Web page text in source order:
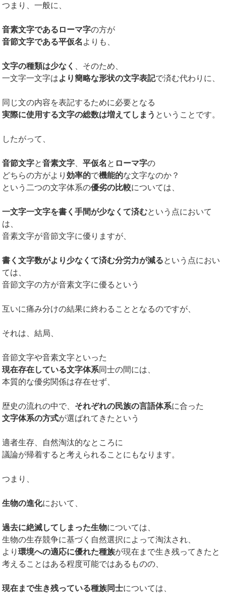
つまり、一般に、
音素文字であるローマ字の方が
音節文字である平仮名 よりも、
文字の種類は少なく
、そのため、
一文字一文字はより簡略な形状の文字表記で済む代わりに、
同じ文の内容を表記するために必要となる
実際に使用する文字の総数は増えてしまう ということです。
したがって、
音節文字と音素文字 、平仮名 と ローマ字の
どちらの方がより効率的で機能的な文字なのか？
という二つの文字体系の優劣の比較については、
一文字一文字を書く手間が少なくて済むという点において
は、
音素文字が音節文字に優りますが、
書く文字数がより少なくて済む分労力が減るという点におい
ては、
音節文字の方が音素文字に優るという
互いに痛み分けの結果に終わることとなるのですが、
それは、結局、
音節文字や音素文字といった
現在存在している文字体系同士の間には、
本質的な優劣関係は存在せず、
歴史の流れの中で、 それぞれの民族の言語体系に合った
文字体系の方式が選ばれてきたという
適者生存、自然淘汰的なところに
議論が帰着すると考えられることにもなります。
つまり、
生物の進化において、
過去に絶滅してしまった生物については、
生物の生存競争に基づく自然選択によって淘汰され、
より環境への適応に優れた種族が現在まで生き残ってきたと
考えることはある程度可能ではあるものの、
現在まで生き残っている種族同士については、